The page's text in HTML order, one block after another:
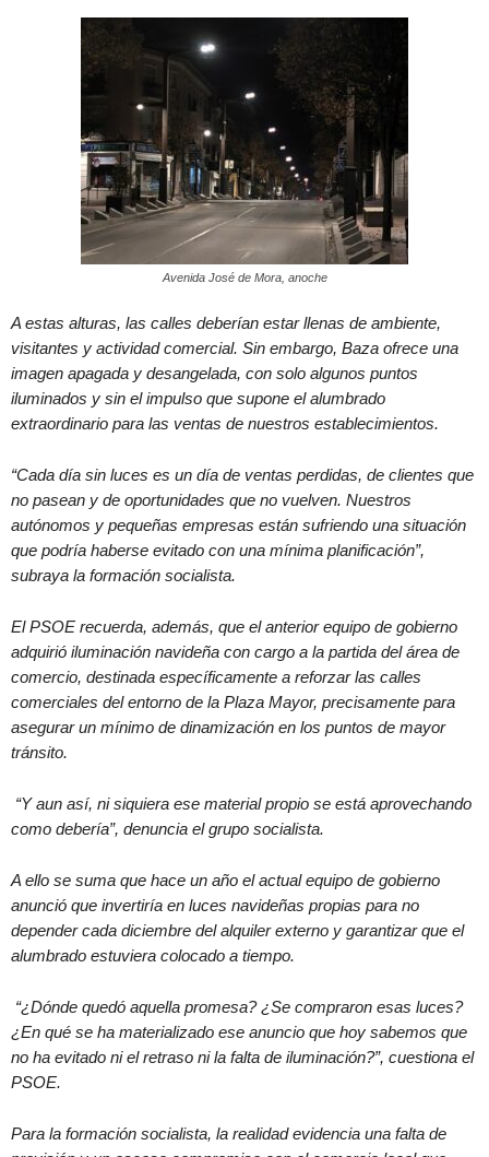
Avenida José de Mora, anoche
A estas alturas, las calles deberían estar llenas de ambiente,
visitantes y actividad comercial. Sin embargo, Baza ofrece una
imagen apagada y desangelada, con solo algunos puntos
iluminados y sin el impulso que supone el alumbrado
extraordinario para las ventas de nuestros establecimientos.
“Cada día sin luces es un día de ventas perdidas, de clientes que
no pasean y de oportunidades que no vuelven. Nuestros
autónomos y pequeñas empresas están sufriendo una situación
que podría haberse evitado con una mínima planificación”,
subraya la formación socialista.
El PSOE recuerda, además, que el anterior equipo de gobierno
adquirió iluminación navideña con cargo a la partida del área de
comercio, destinada específicamente a reforzar las calles
comerciales del entorno de la Plaza Mayor, precisamente para
asegurar un mínimo de dinamización en los puntos de mayor
tránsito.
“Y aun así, ni siquiera ese material propio se está aprovechando
como debería”, denuncia el grupo socialista.
A ello se suma que hace un año el actual equipo de gobierno
anunció que invertiría en luces navideñas propias para no
depender cada diciembre del alquiler externo y garantizar que el
alumbrado estuviera colocado a tiempo.
“¿Dónde quedó aquella promesa? ¿Se compraron esas luces?
¿En qué se ha materializado ese anuncio que hoy sabemos que
no ha evitado ni el retraso ni la falta de iluminación?”, cuestiona el
PSOE.
Para la formación socialista, la realidad evidencia una falta de